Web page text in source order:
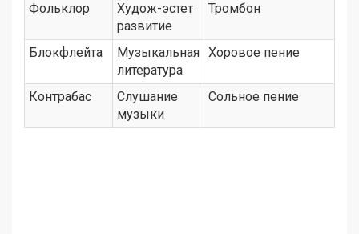
Фольклор
Худож-эстет
развитие
Тромбон
Блокфлейта
Музыкальная
литература
Хоровое пение
Контрабас
Слушание
музыки
Сольное пение